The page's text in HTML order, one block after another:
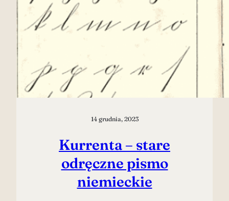
14 grudnia, 2023
Kurrenta – stare
odręczne pismo
niemieckie